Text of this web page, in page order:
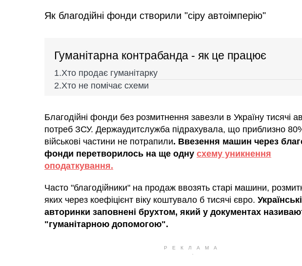
Як благодійні фонди створили "сіру автоімперію"
Гуманітарна контрабанда - як це працює
Хто продає гуманітарку
Хто не помічає схеми
Благодійні фонди без розмитнення завезли в Україну тисячі
потреб ЗСУ. Держаудитслужба підрахувала, що приблизно
військові частини не потрапили. Ввезення машин через
фонди перетворилось на ще одну схему уникнення
оподаткування.
Часто "благодійники" на продаж ввозять старі машини,
яких через коефіцієнт віку коштувало б тисячі євро. Українські
авторинки заповнені брухтом, який у документах
"гуманітарною допомогою".